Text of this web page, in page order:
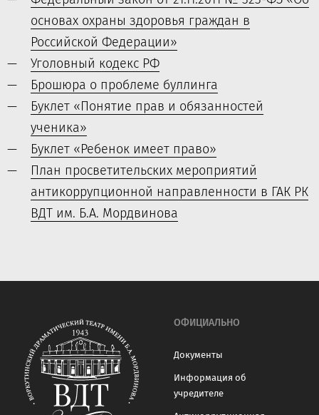
основах охраны здоровья граждан в
Российской Федерации»
Уголовный кодекс РФ
Брошюра о проблеме буллинга
Буклет «Понятие прав и обязанностей
ученика»
Буклет «Ребенок имеет право»
План просветительских мероприятий
антикоррупционной направленности в ГАК РК
ВДТ им. Б.А. Мордвинова
ОФИЦИАЛЬНО
Документы
Информация об
учредителе